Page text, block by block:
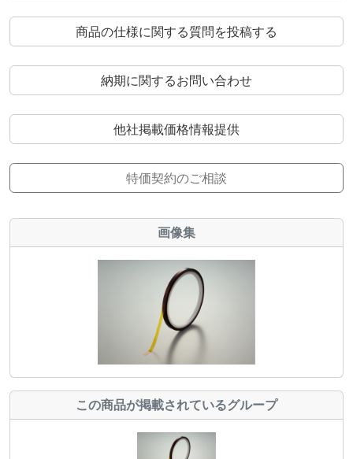
商品の仕様に関する質問を投稿する
納期に関するお問い合わせ
他社掲載価格情報提供
特価契約のご相談
画像集
この商品が掲載されているグループ